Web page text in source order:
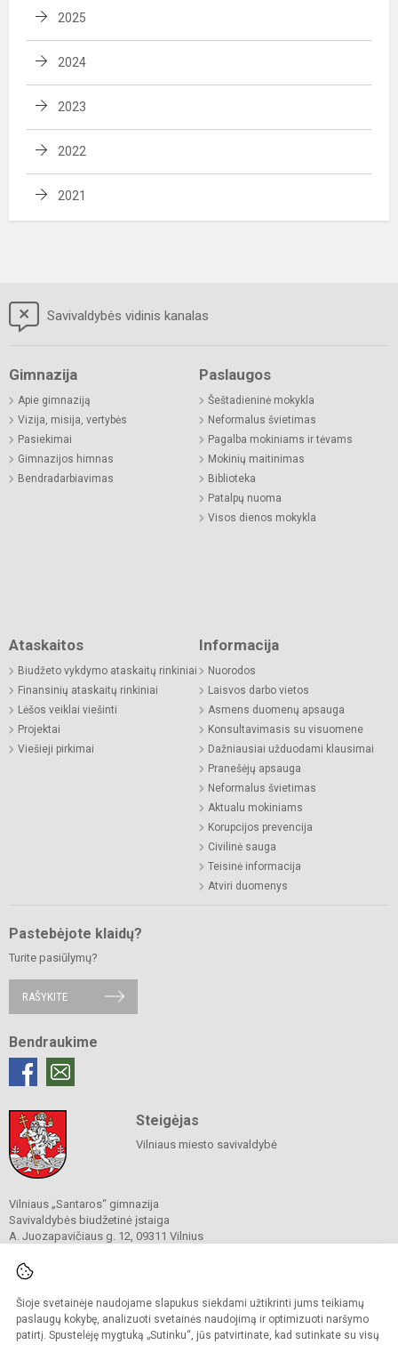
Šioje svetainėje naudojame slapukus siekdami užtikrinti jums teikiamų
paslaugų kokybę, analizuoti svetainės naudojimą ir optimizuoti naršymo
patirtį. Spustelėję mygtuką „Sutinku“, jūs patvirtinate, kad sutinkate su visų
2025
2024
2023
2022
2021
Savivaldybės vidinis kanalas
Gimnazija
Apie gimnaziją
Vizija, misija, vertybės
Pasiekimai
Gimnazijos himnas
Bendradarbiavimas
Paslaugos
Šeštadieninė mokykla
Neformalus švietimas
Pagalba mokiniams ir tėvams
Mokinių maitinimas
Biblioteka
Patalpų nuoma
Visos dienos mokykla
Ataskaitos
Biudžeto vykdymo ataskaitų rinkiniai
Finansinių ataskaitų rinkiniai
Lėšos veiklai viešinti
Projektai
Viešieji pirkimai
Informacija
Nuorodos
Laisvos darbo vietos
Asmens duomenų apsauga
Konsultavimasis su visuomene
Dažniausiai užduodami klausimai
Pranešėjų apsauga
Neformalus švietimas
Aktualu mokiniams
Korupcijos prevencija
Civilinė sauga
Teisinė informacija
Atviri duomenys
Pastebėjote klaidų?
Turite pasiūlymų?
RAŠYKITE
Bendraukime
Steigėjas
Vilniaus miesto savivaldybė
Vilniaus „Santaros“ gimnazija
Savivaldybės biudžetinė įstaiga
A. Juozapavičiaus g. 12, 09311 Vilnius
El. p.
Duomenys kaupiami ir saugomi
Juridinių asmenų registre
Įmonės kodas 304089960